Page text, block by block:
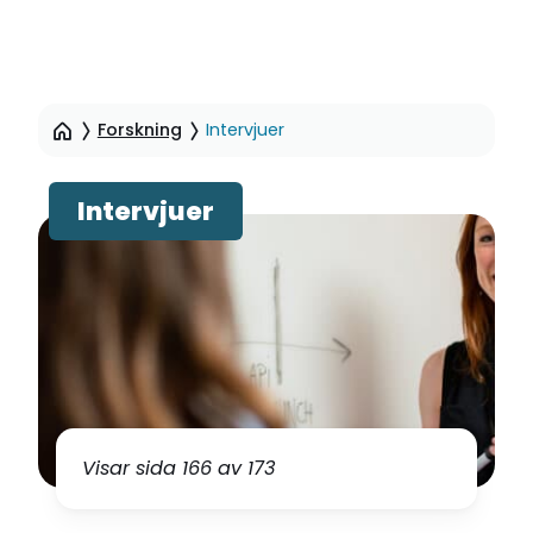
sidinnehåll
Forskning Intervjuer
Intervjuer
Visar sida 166 av 173